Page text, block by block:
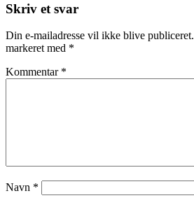
Skriv et svar
Din e-mailadresse vil ikke blive publiceret.
markeret med *
Kommentar *
Navn *